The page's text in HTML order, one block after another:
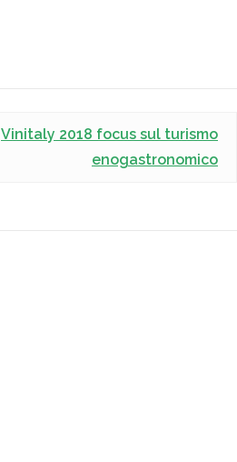
Vinitaly 2018 focus sul turismo
enogastronomico